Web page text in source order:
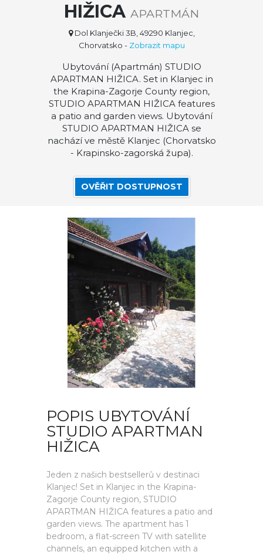
HIŽICA APARTMÁN
Dol Klanječki 3B, 49290 Klanjec,
Chorvatsko - Zobrazit mapu
Ubytování (Apartmán) STUDIO
APARTMAN HIŽICA. Set in Klanjec in
the Krapina-Zagorje County region,
STUDIO APARTMAN HIŽICA features
a patio and garden views. Ubytování
STUDIO APARTMAN HIŽICA se
nachází ve městě Klanjec (Chorvatsko
- Krapinsko-zagorská župa).
OVĚŘIT DOSTUPNOST
POPIS UBYTOVÁNÍ
STUDIO APARTMAN
HIŽICA
Jeden z našich bestsellerů v destinaci
Klanjec! Set in Klanjec in the Krapina-
Zagorje County region, STUDIO
APARTMAN HIŽICA features a patio and
garden views. The apartment has 1
bedroom, a flat-screen TV with satellite
channels, an equipped kitchen with a